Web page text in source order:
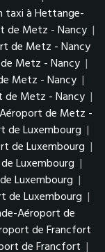
taxi à Hettange-
de Metz - Nancy |
de Metz - Nancy
Metz - Nancy |
Metz - Nancy |
de Metz - Nancy |
de Metz -
de Luxembourg |
de Luxembourg |
Luxembourg |
Luxembourg |
de Luxembourg |
Aéroport de
de Francfort
de Francfort |